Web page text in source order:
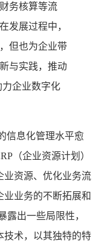
务核算等流
发展过程中，
但也为企业带
与实践，推动
力企业数字化
信息化管理水平愈
（企业资源计划）
业资源、优化业务流
业务的不断拓展和
露出一些局限性，
技术，以其独特的特